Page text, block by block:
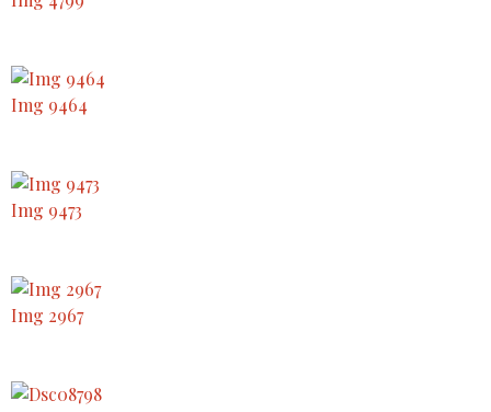
Img 9464
Img 9473
Img 2967